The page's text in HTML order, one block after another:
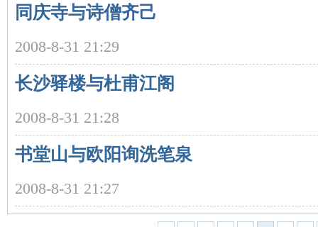
文
同庆寺与诗僧齐己
2008-8-31 21:29
长沙驿楼与杜甫江阁
2008-8-31 21:28
书堂山与欧阳询洗笔泉
2008-8-31 21:27